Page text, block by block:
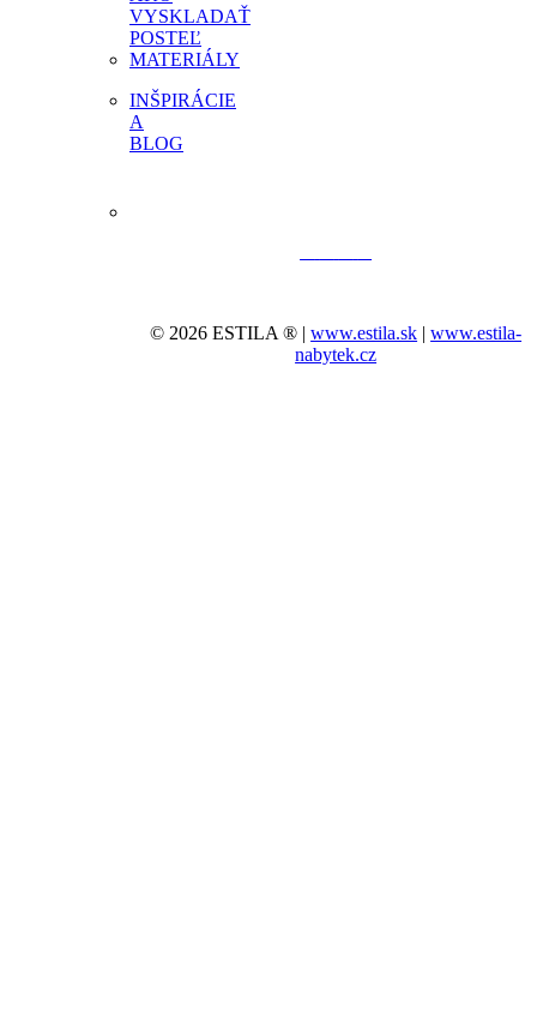
VYSKLADAŤ
POSTEĽ
MATERIÁLY
INŠPIRÁCIE
A
BLOG
© 2026 ESTILA ® |www.estila.sk |www.estila-
nabytek.cz